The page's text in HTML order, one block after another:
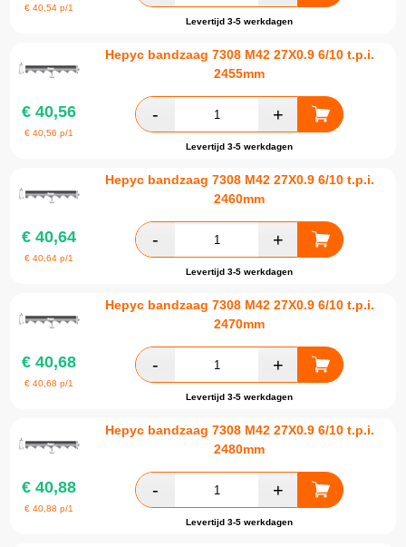
€40,54 p/1
Levertijd 3-5 werkdagen
Hepyc bandzaag 7308 M42 27X0.9 6/10 t.p.i.
2455mm
€ 40,56
€40,56 p/1
Levertijd 3-5 werkdagen
Hepyc bandzaag 7308 M42 27X0.9 6/10 t.p.i.
2460mm
€ 40,64
€40,64 p/1
Levertijd 3-5 werkdagen
Hepyc bandzaag 7308 M42 27X0.9 6/10 t.p.i.
2470mm
€ 40,68
€40,68 p/1
Levertijd 3-5 werkdagen
Hepyc bandzaag 7308 M42 27X0.9 6/10 t.p.i.
2480mm
€ 40,88
€40,88 p/1
Levertijd 3-5 werkdagen